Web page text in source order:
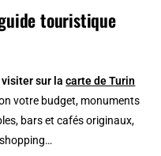
touristique
visiter sur lacarte de Turin
votre budget, monuments
bars et cafés originaux,